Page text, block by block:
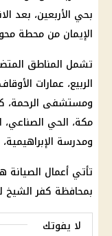
بحي الأربعين، بعد
الإيمان من محطة
تشمل المناطق
الربيع، عمارات
ومستشفى الرحمة،
ومدرسة
تأتي أعمال
بمحافظة كفر الشيخ
لا يفوتك